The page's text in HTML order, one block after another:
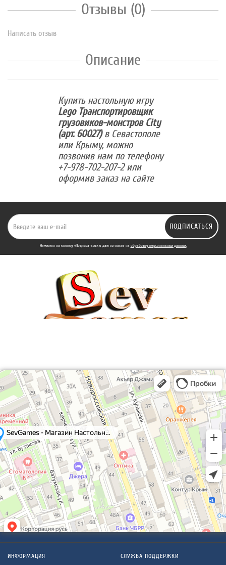
Отзывы (0)
Написать отзыв
Описание
Купить настольную игру
Lego Транспортировщик
грузовиков-монстров City
(арт. 60027)в Севастополе
или Крыму, можно
позвонив нам по телефону
+7-978-702-207-2 или
оформив заказ на сайте
ПОДПИСАТЬСЯ
Нажимая на кнопку «Подписаться», я даю cогласие на обработку персональных данных.
ИНФОРМАЦИЯ СЛУЖБА ПОДДЕРЖКИ